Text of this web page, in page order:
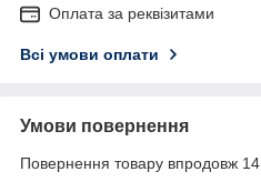
Оплата за реквізитами
Всі умови оплати
Умови повернення
Повернення товару впродовж 14